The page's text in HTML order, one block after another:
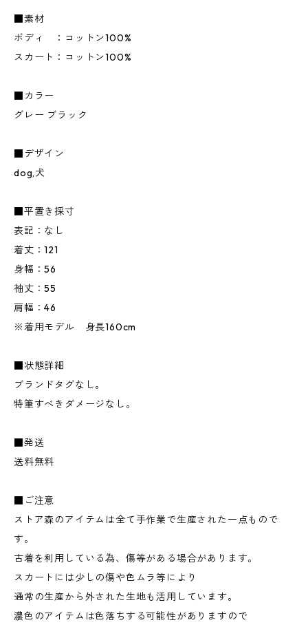
■素材
ボディ ：コットン100%
スカート：コットン100%
■カラー
グレー ブラック
■デザイン
dog,犬
■平置き採寸
表記：なし
着丈：121
身幅：56
袖丈：55
肩幅：46
※着用モデル 身長160cm
■状態詳細
ブランドタグなし。
特筆すべきダメージなし。
■発送
送料無料
■ご注意
ストア森のアイテムは全て手作業で生産された一点もので
す。
古着を利用している為、傷等がある場合があります。
スカートには少しの傷や色ムラ等により
通常の生産から外された生地も活用しています。
濃色のアイテムは色落ちする可能性がありますので